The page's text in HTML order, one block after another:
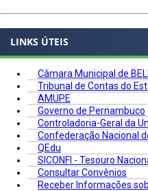
LINKS ÚTEIS
Câmara Municipal de
Tribunal de Contas do
AMUPE
Governo de Pernambuco
Controladoria-Geral da
Confederação Nacional
QEdu
SICONFI - Tesouro
Consultar Convênios
Receber Informações